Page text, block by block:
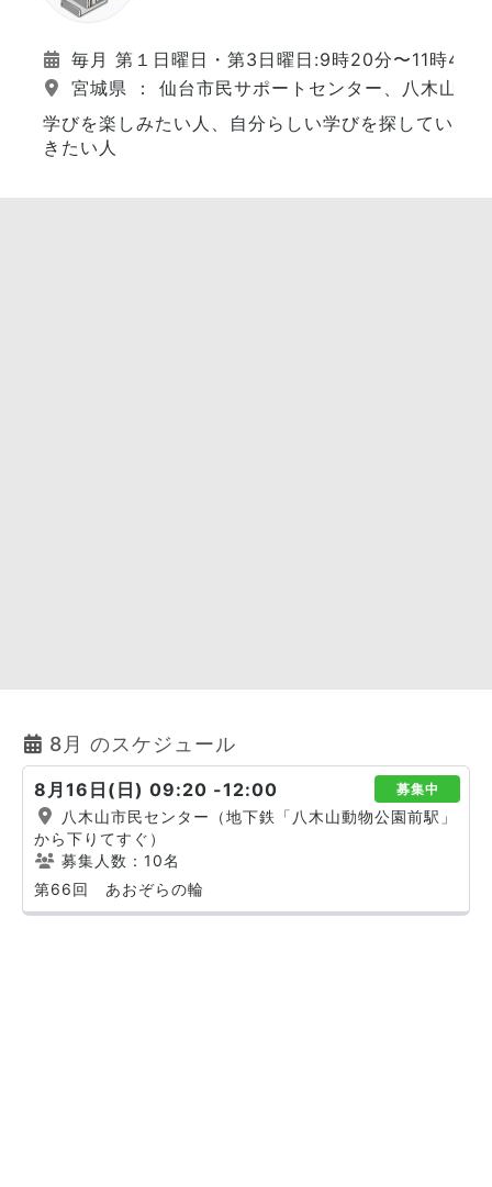
毎月 第１日曜日・第3日曜日:9時20分〜11時45分
宮城県 ： 仙台市民サポートセンター、八木山市
学びを楽しみたい人、自分らしい学びを探してい
きたい人
8月 のスケジュール
8月16日(日) 09:20 -12:00 募集中
八木山市民センター（地下鉄「八木山動物公園前駅」
から下りてすぐ）
募集人数：10名
第66回 あおぞらの輪